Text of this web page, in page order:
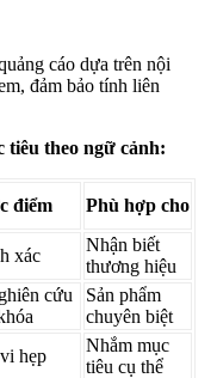
cáo dựa trên nội
đảm bảo tính liên
tiêu theo ngữ cảnh:
điểm Phù hợp cho
xác
Nhận biết
thương hiệu
cứu
Sản phẩm
chuyên biệt
hẹp
Nhắm mục
tiêu cụ thể